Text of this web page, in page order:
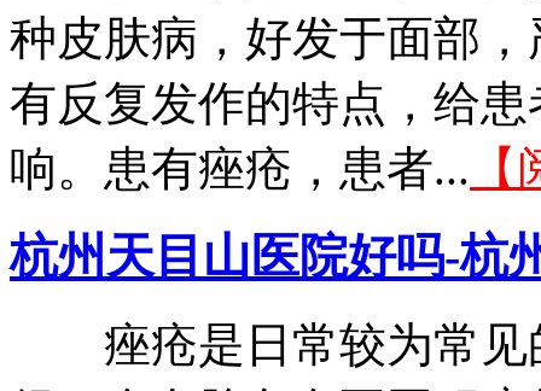
种皮肤病，好发于面部
有反复发作的特点，给
响。患有痤疮，患者...
杭州天目山医院好吗-杭
痤疮是日常较为常见